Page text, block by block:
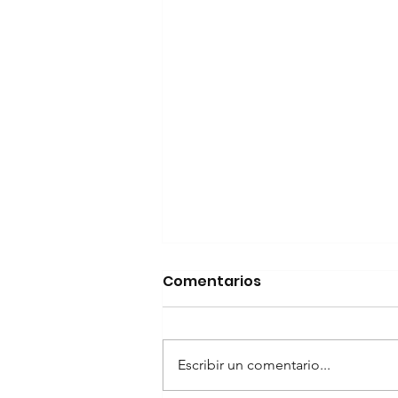
Comentarios
Escribir un comentario...